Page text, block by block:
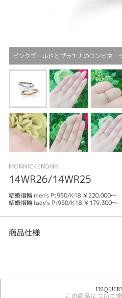
ピンクゴールドとプラチナのコンビネー
MONNICKENDAM
14WR26/14WR25
結婚指輪 men's Pt950/K18 ￥220,000～
結婚指輪 lady's Pt950/K18 ￥179,300～
商品仕様
MONNICKENDAM 結婚指輪
この商品について